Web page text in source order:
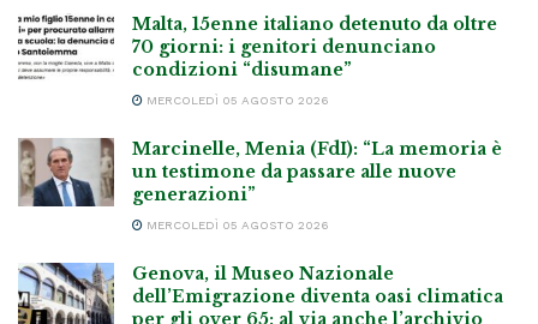
Malta, 15enne italiano detenuto da oltre
70 giorni: i genitori denunciano
condizioni “disumane”
MERCOLEDÌ 05 AGOSTO 2026
Marcinelle, Menia (FdI): “La memoria è
un testimone da passare alle nuove
generazioni”
MERCOLEDÌ 05 AGOSTO 2026
Genova, il Museo Nazionale
dell’Emigrazione diventa oasi climatica
per gli over 65: al via anche l’archivio